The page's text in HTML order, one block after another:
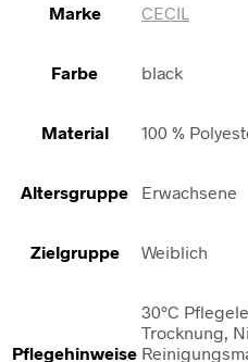
Marke CECIL
Farbe black
Material 100 %
Altersgruppe Erwachsene
Zielgruppe Weiblich
Pflegehinweise
30°C
Trocknung,